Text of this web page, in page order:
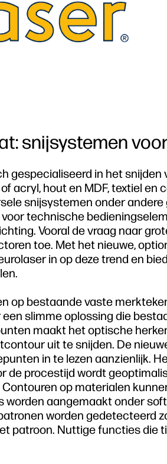
snijsystemen
gespecialiseerd in het
acryl, hout en MDF, textiel en
snijsystemen onder
technische
Vooral de vraag naar
toe. Met het nieuwe,
in op deze trend en
op bestaande vaste
slimme oplossing die
maakt het optische
uit te snijden. De
in te lezen aanzienlijk.
de procestijd wordt
op materialen
aangemaakt onder
worden gedetecteerd
patroon. Nuttige functies die